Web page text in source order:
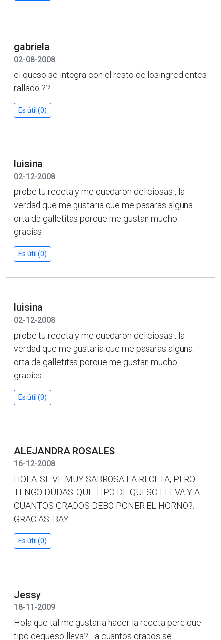
gabriela
02-08-2008
el queso se integra con el resto de losingredientes
rallado ??
Es útil (0)
luisina
02-12-2008
probe tu receta y me quedaron deliciosas , la
verdad que me gustaria que me pasaras alguna
orta de galletitas porque me gustan mucho.
gracias
Es útil (0)
luisina
02-12-2008
probe tu receta y me quedaron deliciosas , la
verdad que me gustaria que me pasaras alguna
orta de galletitas porque me gustan mucho.
gracias
Es útil (0)
ALEJANDRA ROSALES
16-12-2008
HOLA, SE VE MUY SABROSA LA RECETA, PERO
TENGO DUDAS: QUE TIPO DE QUESO LLEVA Y A
CUANTOS GRADOS DEBO PONER EL HORNO?.
GRACIAS. BAY
Es útil (0)
Jessy
18-11-2009
Hola que tal me gustaria hacer la receta pero que
tipo dequeso lleva?... a cuantos grados se